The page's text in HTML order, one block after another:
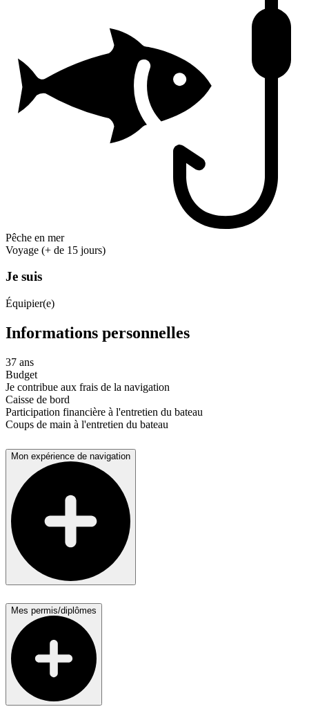
Pêche en mer
Voyage (+ de 15 jours)
Je suis
Équipier(e)
Informations personnelles
37 ans
Budget
Je contribue aux frais de la navigation
Caisse de bord
Participation financière à l'entretien du bateau
Coups de main à l'entretien du bateau
Mon expérience de navigation
Mes permis/diplômes